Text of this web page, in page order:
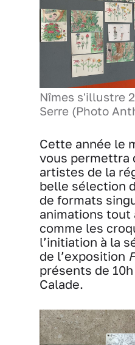
Nîmes s'illustre
Serre (Photo
Cette année le
vous permettra
artistes de la
belle sélection
de formats
animations tout
comme les
l’initiation à la
de l’exposition
présents de
Calade.